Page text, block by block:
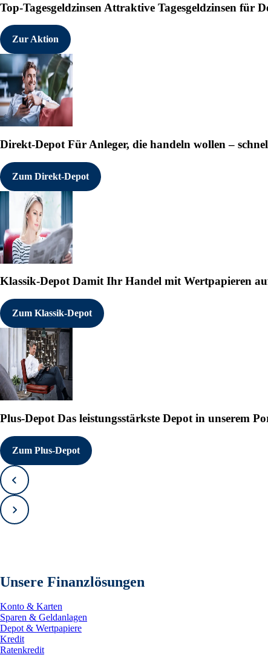
Top-Tagesgeldzinsen Attraktive Tagesgeldzinsen für
Zur Aktion
Direkt-Depot Für Anleger, die handeln wollen –
Zum Direkt-Depot
Klassik-DepotDamit Ihr Handel mit Wertpapieren
Zum Klassik-Depot
Plus-Depot Das leistungsstärkste Depot in unserem
Zum Plus-Depot
Zurück
Vorwärts
Unsere Finanzlösungen
Konto & Karten
Sparen & Geldanlagen
Depot & Wertpapiere
Kredit
Ratenkredit